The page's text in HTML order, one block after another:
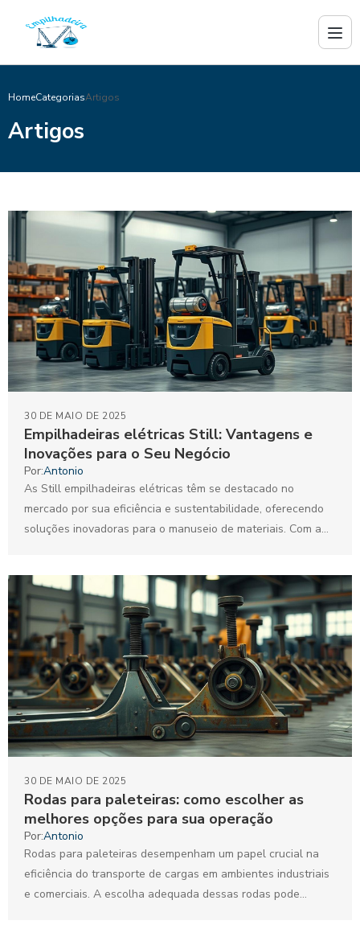
HomeCategoriasArtigos
Artigos
Empilhadeiras elétricas Still: Vantagens e
Inovações para o Seu Negócio
30 DE MAIO DE 2025
Por:Antonio
As Still empilhadeiras elétricas têm se destacado no
mercado por sua eficiência e sustentabilidade, oferecendo
soluções inovadoras para o manuseio de materiais. Com a
Rodas para paleteiras: como escolher as
melhores opções para sua operação
30 DE MAIO DE 2025
Por:Antonio
Rodas para paleteiras desempenham um papel crucial na
eficiência do transporte de cargas em ambientes industriais
e comerciais. A escolha adequada dessas rodas pode